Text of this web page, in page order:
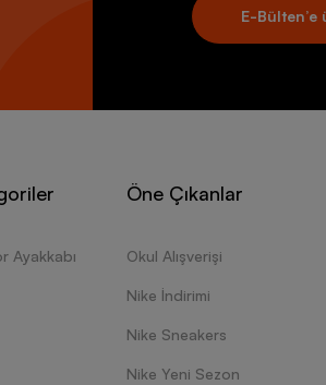
E-Bülten’e
Ayakkabı
Öne Çıkanlar
Okul Alışverişi
Nike İndirimi
Nike Sneakers
Nike Yeni Sezon